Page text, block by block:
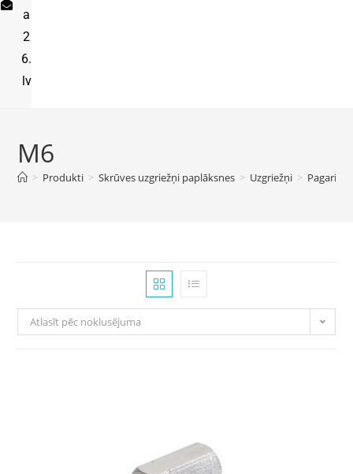
a
2
6.
lv
M6
> Produkti > Skrūves uzgriežņi paplāksnes > Uzgriežņi >
Atlasīt pēc noklusējuma